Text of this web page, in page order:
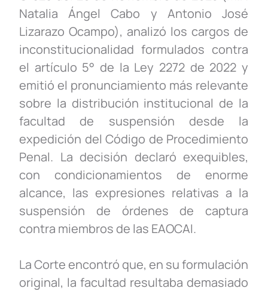
Natalia Ángel Cabo y Antonio José
Lizarazo Ocampo), analizó los cargos de
inconstitucionalidad formulados contra
el artículo 5° de la Ley 2272 de 2022 y
emitió el pronunciamiento más relevante
sobre la distribución institucional de la
facultad de suspensión desde la
expedición del Código de Procedimiento
Penal. La decisión declaró exequibles,
con condicionamientos de enorme
alcance, las expresiones relativas a la
suspensión de órdenes de captura
contra miembros de las EAOCAI.
La Corte encontró que, en su formulación
original, la facultad resultaba demasiado